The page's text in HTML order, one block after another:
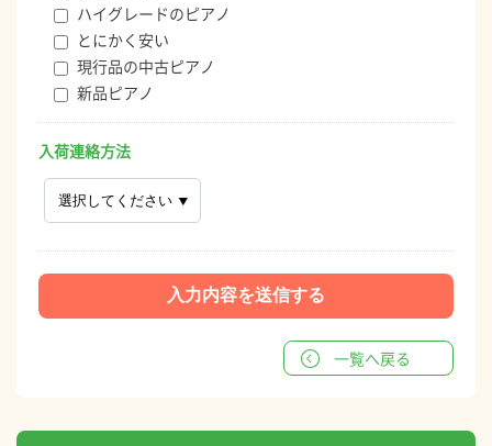
ハイグレードのピアノ
とにかく安い
現行品の中古ピアノ
新品ピアノ
入荷連絡方法
一覧へ戻る